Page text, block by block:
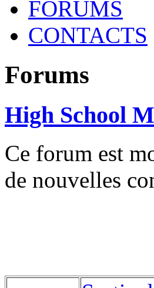
FORUMS
CONTACTS
Forums
High School
Ce forum est
de nouvelles